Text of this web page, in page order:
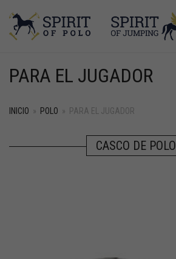
PARA EL JUGADOR
INICIO » POLO » PARA EL JUGADOR
CASCO DE POLO